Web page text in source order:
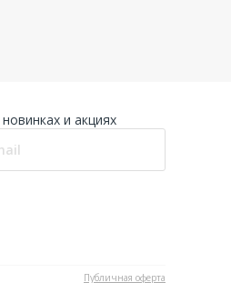
и акциях
Публичная оферта